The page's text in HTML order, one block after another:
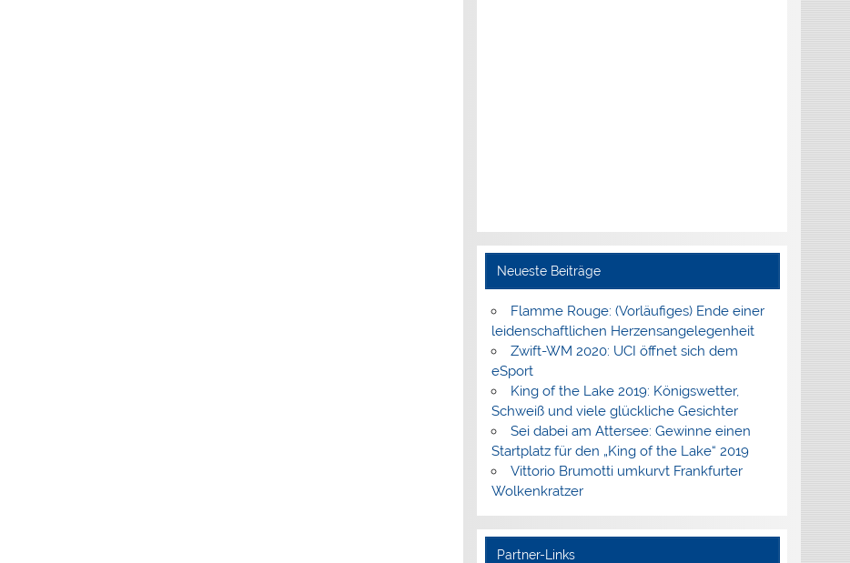
Neueste Beiträge
Flamme Rouge: (Vorläufiges) Ende einer
leidenschaftlichen Herzensangelegenheit
Zwift-WM 2020: UCI öffnet sich dem
eSport
King of the Lake 2019: Königswetter,
Schweiß und viele glückliche Gesichter
Sei dabei am Attersee: Gewinne einen
Startplatz für den „King of the Lake“ 2019
Vittorio Brumotti umkurvt Frankfurter
Wolkenkratzer
Partner-Links